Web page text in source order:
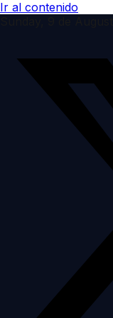
Ir al contenido